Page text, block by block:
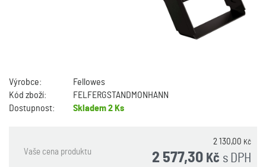
Výrobce:
Fellowes
Kód zboží:
FELFERGSTANDMONHANN
Dostupnost:
Skladem2 Ks
Vaše cena produktu
2 130,00 Kč
s DPH
2 577,30 Kč